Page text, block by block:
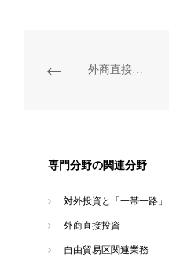
外商直接投資
専門分野の関連分野
対外投資と「一帯一路」
外商直接投資
自由貿易区関連業務